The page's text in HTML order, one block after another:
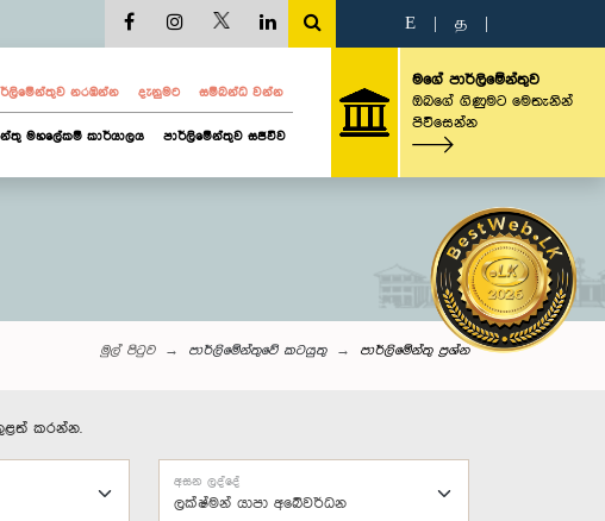
E த
නරඹන්න දැනුමට සම්බන්ධ වන්න
මහලේකම් කාර්යාලය පාර්ලිමේන්තුව සජීවීව
මගේ පාර්ලිමේන්තුව
ඔබගේ ගිණුමට මෙතැනින්
පිවිසෙන්න
මුල් පිටුව පාර්ලිමේන්තුවේ කටයුතු පාර්ලි‌මේන්තු‌ ප්‍රශ්න
කරන්න.
ලක්ෂ්මන් යාපා අබේවර්ධන
අසන ලද්දේ